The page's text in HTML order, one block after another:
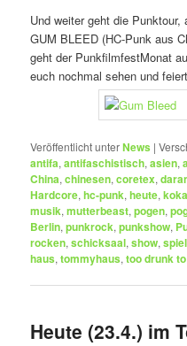
Und weiter geht die
GUM BLEED (HC-Punk aus
geht der PunkfilmfestMonat
euch nochmal sehen und
Veröffentlicht unterNews |
antifa,antifaschistisch,asien,
China,chinesen,coretex,
Hardcore,hc-punk,heute,
musik,mutterbeast,pogen,
Berlin,punkrock,punkshow,
rocken,schicksaal,show,
haus,tommyhaus,too drunk
Heute (23.4.) im